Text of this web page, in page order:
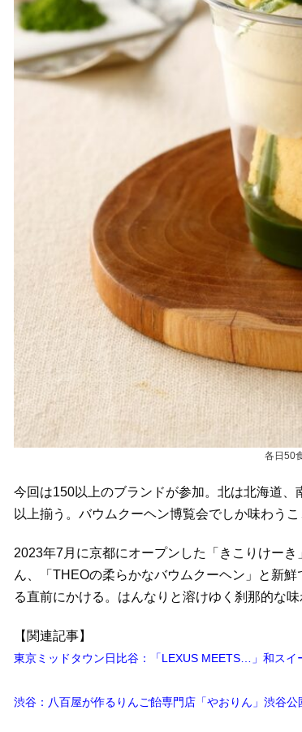
各日50
今回は150以上のブランドが参加。北は北海道
以上揃う。バウムクーヘン博覧会でしか味わう
2023年7月に京都にオープンした「きこりけー
ん、「THEOの柔らかなバウムクーヘン」と新
る直前にかける。はんなりと溶けゆく刹那的な味
【関連記事】
東京ミッドタウン日比谷：「LEXUS MEETS…」和ス
渋谷：八百屋が作るりんご飴専門店「やおりん」渋谷公